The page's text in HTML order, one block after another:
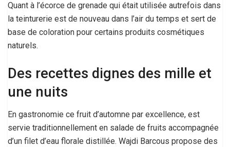
Quant à l’écorce de grenade qui était utilisée autrefois dans
la teinturerie est de nouveau dans l’air du temps et sert de
base de coloration pour certains produits cosmétiques
naturels.
Des recettes dignes des mille et
une nuits
En gastronomie ce fruit d’automne par excellence, est
servie traditionnellement en salade de fruits accompagnée
d’un filet d’eau florale distillée. Wajdi Barcous propose des